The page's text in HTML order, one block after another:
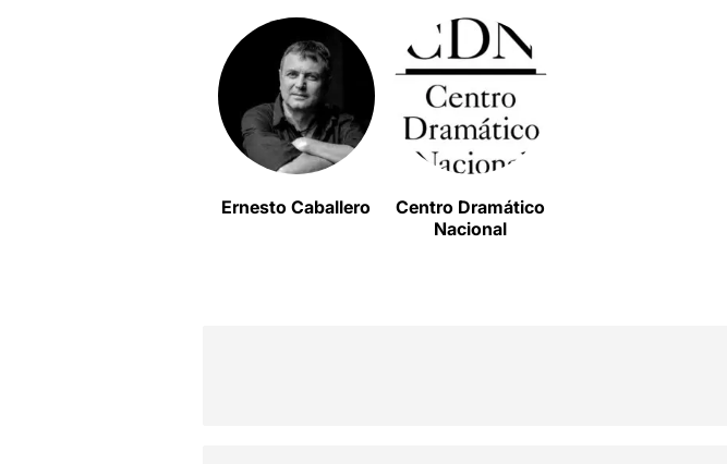
Ernesto Caballero
Centro Dramático
Nacional